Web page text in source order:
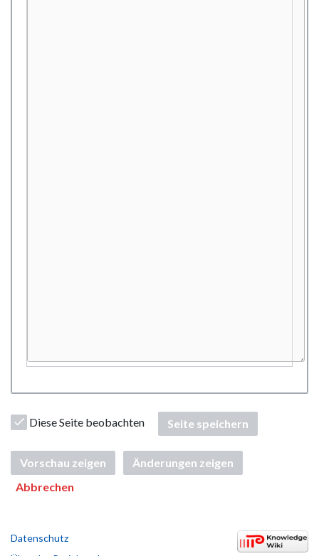
Diese Seite beobachten Seite speichern
Vorschau zeigen
Änderungen zeigen
Abbrechen
Datenschutz